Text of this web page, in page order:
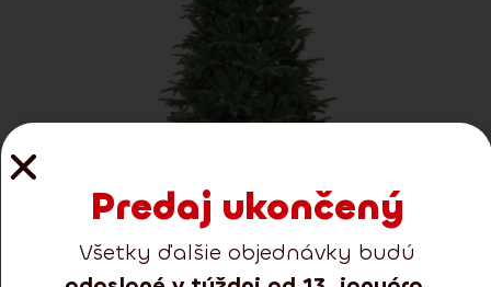
Predaj ukončený
Všetky ďalšie objednávky budú